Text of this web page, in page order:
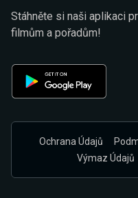
Stáhněte si naši aplikaci
filmům a pořadům!
Ochrana Údajů
Výmaz Údajů